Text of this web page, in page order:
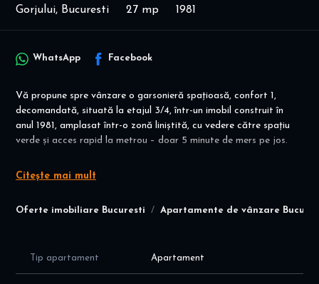
Gorjului, Bucuresti
27 mp 1981
Oferte imobiliare Bucuresti Apartamente de vânzare
WhatsApp Facebook
Vă propune spre vânzare o garsonieră spațioasă, confort 1,
decomandată, situată la etajul 3/4, într-un imobil construit în
anul 1981, amplasat într-o zonă liniștită, cu vedere către spațiu
verde și acces rapid la metrou – doar 5 minute de mers pe jos.
Centrala termică nouă
Citește mai mult
Tip apartament Apartament